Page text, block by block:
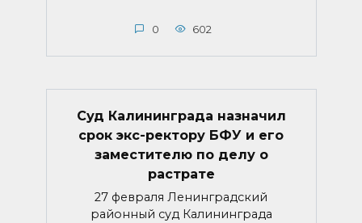
0 602
Суд Калининграда назначил
срок экс-ректору БФУ и его
заместителю по делу о
растрате
27 февраля Ленинградский
районный суд Калининграда